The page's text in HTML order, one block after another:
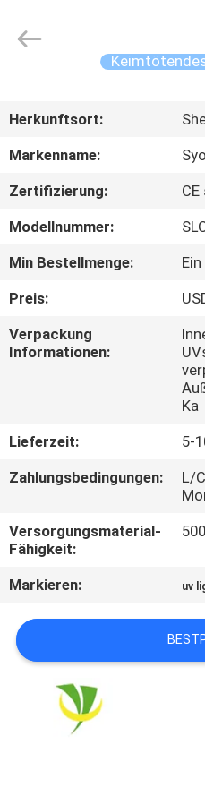
PRODUKTE
UNS
FABRIK-
AUSFLUG
TRETEN
SIE
UNS
IN
VERBINDUNG
NACHRICHTEN
FORDERN
Electronics
Herkunftsort:
Markenname:
Zertifizierung:
Modellnummer:
Min Bestellmenge:
Preis:
Verpackung
Informationen:
Ka
Lieferzeit:
5-
Zahlungsbedingungen:
L/
Versorgungsmaterial-
Fähigkeit:
Markieren: uv